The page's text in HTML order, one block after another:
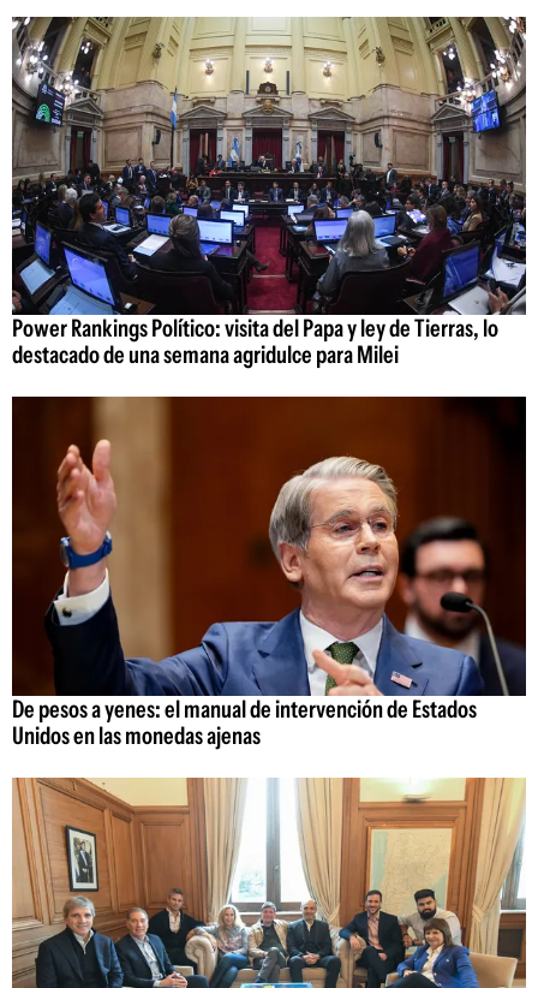
Power Rankings Político: visita del Papa y ley de Tierras, lo
destacado de una semana agridulce para Milei
De pesos a yenes: el manual de intervención de Estados
Unidos en las monedas ajenas